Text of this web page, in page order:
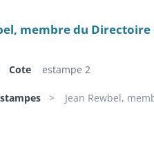
membre du
Cote estampe 2
Jean Rewbel,